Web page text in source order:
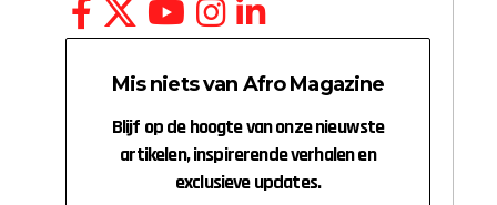
Mis niets van Afro Magazine
Blijf op de hoogte van onze nieuwste
artikelen, inspirerende verhalen en
exclusieve updates.